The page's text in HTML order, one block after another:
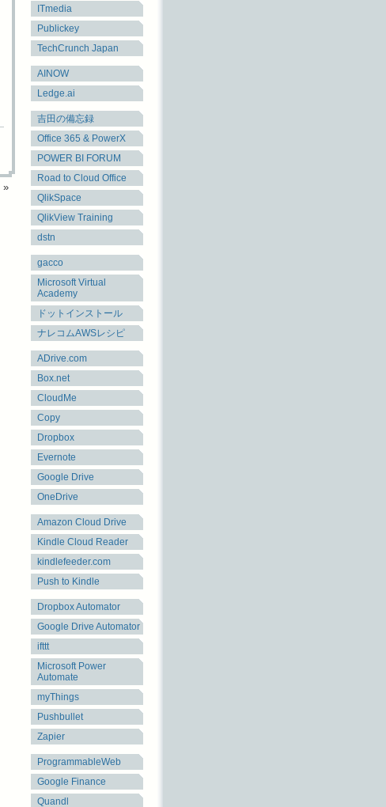
»
ITmedia
Publickey
TechCrunch Japan
AINOW
Ledge.ai
吉田の備忘録
Office 365 & PowerX
POWER BI FORUM
Road to Cloud Office
QlikSpace
QlikView Training
dstn
gacco
Microsoft Virtual
Academy
ドットインストール
ナレコムAWSレシピ
ADrive.com
Box.net
CloudMe
Copy
Dropbox
Evernote
Google Drive
OneDrive
Amazon Cloud Drive
Kindle Cloud Reader
kindlefeeder.com
Push to Kindle
Dropbox Automator
Google Drive Automator
ifttt
Microsoft Power
Automate
myThings
Pushbullet
Zapier
ProgrammableWeb
Google Finance
Quandl